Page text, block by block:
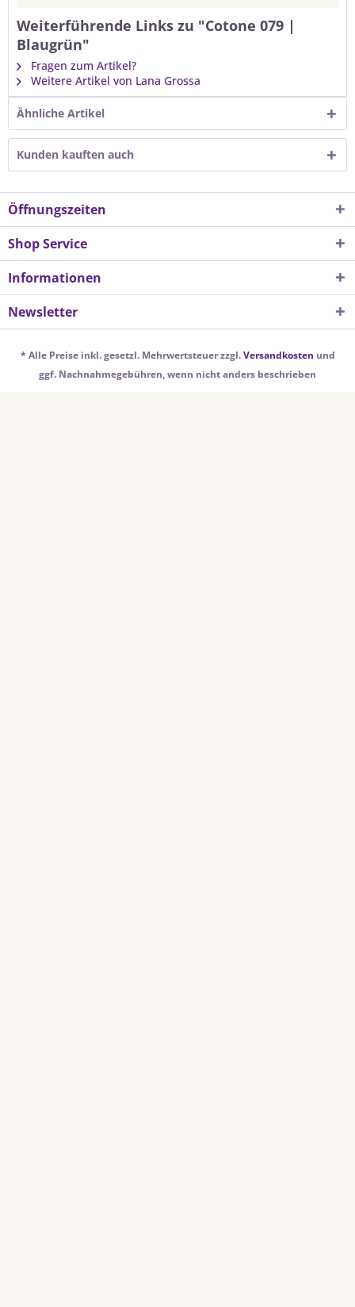
Weiterführende Links zu "Cotone 079 |
Blaugrün"
Fragen zum Artikel?
Weitere Artikel von Lana Grossa
Ähnliche Artikel
Kunden kauften auch
Öffnungszeiten
Shop Service
Informationen
Newsletter
* Alle Preise inkl. gesetzl. Mehrwertsteuer zzgl.Versandkosten und
ggf. Nachnahmegebühren, wenn nicht anders beschrieben